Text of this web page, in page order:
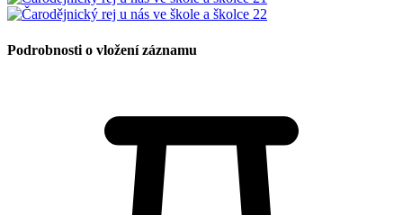
Podrobnosti o vložení záznamu